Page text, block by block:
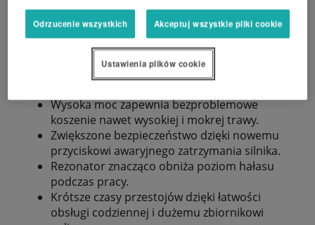
Silnik
Mocne silniki wysokoprężne Kubota o mocy
Wysoka moc zapewnia bezproblemowe
koszenie nawet wysokiej i mokrej trawy.
Zwiększone bezpieczeństwo dzięki nowemu
przyciskowi awaryjnego zatrzymania silnika.
Rezonator znacząco obniża poziom hałasu
podczas pracy.
Krótsze czasy przestojów dzięki łatwości
obsługi codziennej i dużemu zbiornikowi
Odrzucenie wszystkich Akceptuj wszystkie pliki cookie
Ustawienia plików cookie